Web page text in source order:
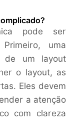
pode ser
uma
de um layout
o layout, as
Eles devem
a atenção
com clareza